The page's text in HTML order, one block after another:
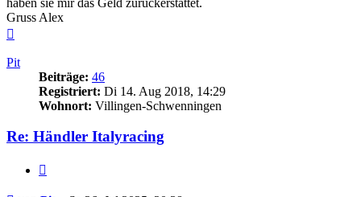
Gruss Alex
Pit
Beiträge: 46
Registriert: Di 14. Aug 2018, 14:29
Wohnort: Villingen-Schwenningen
Re: Händler Italyracing